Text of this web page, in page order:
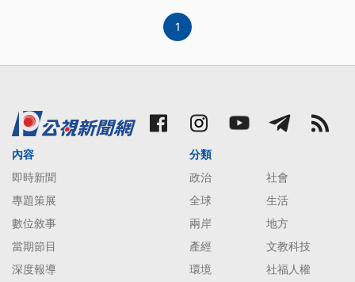
1
內容
即時新聞
專題策展
數位敘事
當期節目
深度報導
分類
政治
社會
全球
生活
兩岸
地方
產經
文教科技
環境
社福人權